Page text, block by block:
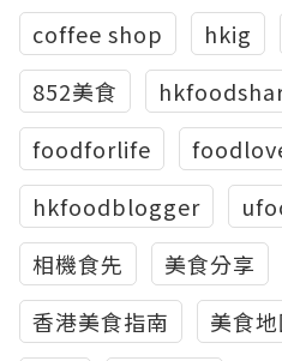
coffee shop hkig
852美食
foodforlife
hkfoodblogger
相機食先
美食分享
香港美食指南
美食